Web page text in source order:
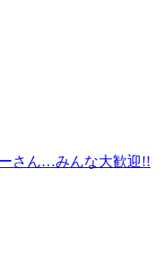
さん…みんな大歓迎!!